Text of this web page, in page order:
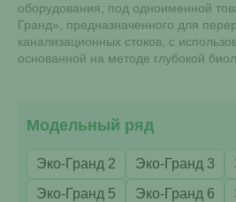
оборудования, под одноименной
Гранд», предназначенного для
канализационных стоков, с
основанной на методе глубокой
Модельный ряд
Эко-Гранд 2 Эко-Гранд 3
Эко-Гранд 5
Эко-Гранд 6